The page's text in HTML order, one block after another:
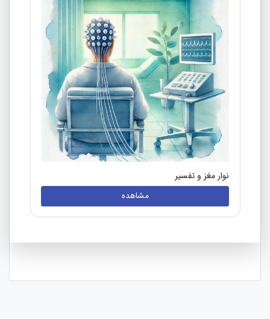
نوار مغز و تفسیر
مشاهده